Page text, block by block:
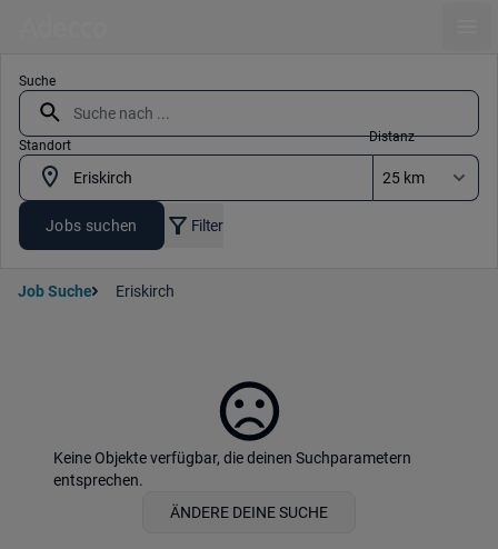
Suche
Standort
Distanz
Jobs suchen Filter
Job Suche Eriskirch
Keine Objekte verfügbar, die deinen Suchparametern
entsprechen.
ÄNDERE DEINE SUCHE